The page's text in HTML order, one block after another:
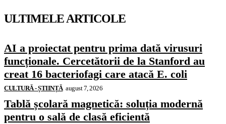
ULTIMELE ARTICOLE
AI a proiectat pentru prima dată virusuri
funcționale. Cercetătorii de la Stanford au
creat 16 bacteriofagi care atacă E. coli
CULTURĂ - ȘTIINȚĂ august 7, 2026
Tablă școlară magnetică: soluția modernă
pentru o sală de clasă eficientă